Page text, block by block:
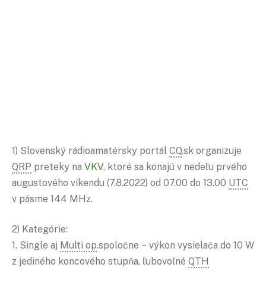
1) Slovenský rádioamatérsky portál CQ.sk organizuje
QRP preteky na VKV, ktoré sa konajú v nedeľu prvého
augustového víkendu (7.8.2022) od 07.00 do 13.00 UTC
v pásme 144 MHz.
2) Kategórie:
1. Single aj Multi op.spoločne − výkon vysielača do 10 W
z jediného koncového stupňa, ľubovoľné QTH